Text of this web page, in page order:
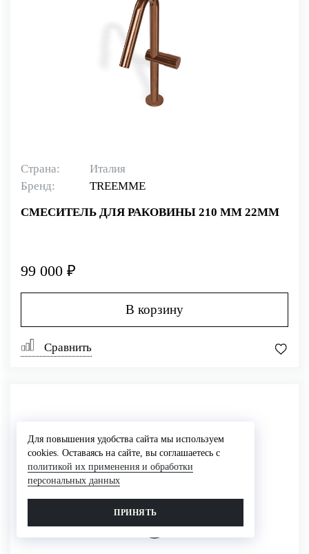
Страна:
Италия
Бренд:
TREEMME
СМЕСИТЕЛЬ ДЛЯ РАКОВИНЫ 210 ММ 22MM
99 000 ₽
В корзину
Сравнить
Для повышения удобства сайта мы используем
cookies. Оставаясь на сайте, вы соглашаетесь с
политикой их применения и обработки
персональных данных
ПРИНЯТЬ